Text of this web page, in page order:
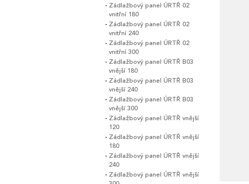
Zádlažbový panel ÚRTŘ 02
vnitřní 180
Zádlažbový panel ÚRTŘ 02
vnitřní 240
Zádlažbový panel ÚRTŘ 02
vnitřní 300
Zádlažbový panel ÚRTŘ B03
vnější 180
Zádlažbový panel ÚRTŘ B03
vnější 240
Zádlažbový panel ÚRTŘ B03
vnější 300
Zádlažbový panel ÚRTŘ vnější
120
Zádlažbový panel ÚRTŘ vnější
180
Zádlažbový panel ÚRTŘ vnější
240
Zádlažbový panel ÚRTŘ vnější